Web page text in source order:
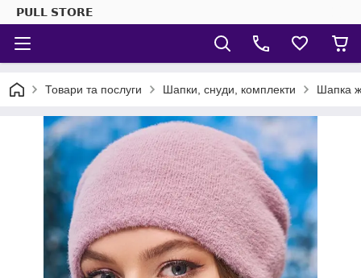
𝗣𝗨𝗟𝗟 𝗦𝗧𝗢𝗥𝗘
Товари та послуги Шапки, снуди, комплекти Шапка